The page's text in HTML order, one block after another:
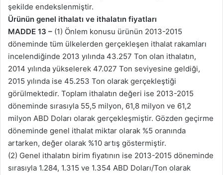
şekilde endekslenmiştir.
Ürünün genel ithalatı ve ithalatın fiyatları
MADDE 13 – (1) Önlem konusu ürünün 2013-2015
döneminde tüm ülkelerden gerçekleşen ithalat rakamları
incelendiğinde 2013 yılında 43.257 Ton olan ithalatın,
2014 yılında yükselerek 47.027 Ton seviyesine geldiği,
2015 yılında ise 45.253 Ton olarak gerçekleştiği
görülmektedir. Toplam ithalatın değeri ise 2013-2015
döneminde sırasıyla 55,5 milyon, 61,8 milyon ve 61,2
milyon ABD Doları olarak gerçekleşmiştir. Gözden geçirme
döneminde genel ithalat miktar olarak %5 oranında
artarken, değer olarak %10 artış göstermiştir.
(2) Genel ithalatın birim fiyatının ise 2013-2015 döneminde
sırasıyla 1.284, 1.315 ve 1.354 ABD Doları/Ton olarak